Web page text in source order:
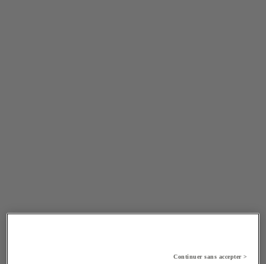
Continuer sans accepter >